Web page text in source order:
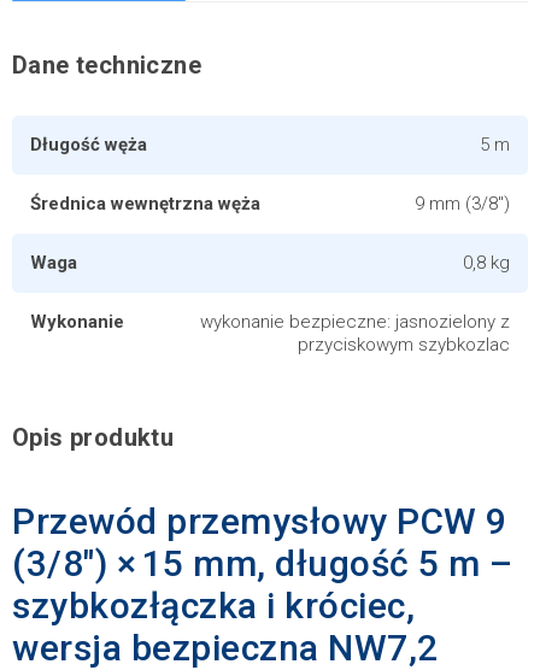
Dane techniczne
Długość węża 5 m
Średnica wewnętrzna węża 9 mm (3/8")
Waga 0,8 kg
Wykonanie
wykonanie bezpieczne: jasnozielony z
przyciskowym szybkozlac
Opis produktu
Przewód przemysłowy PCW 9
(3/8") × 15 mm, długość 5 m –
szybkozłączka i króciec,
wersja bezpieczna NW7,2